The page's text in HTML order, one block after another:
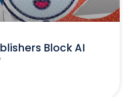
Block AI